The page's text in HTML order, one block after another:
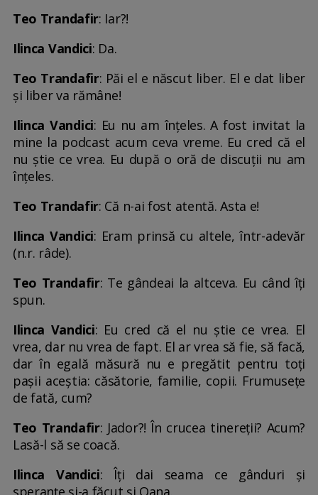
Teo Trandafir: Iar?!
Ilinca Vandici: Da.
Teo Trandafir: Păi el e născut liber. El e dat liber
și liber va rămâne!
Ilinca Vandici: Eu nu am înțeles. A fost invitat la
mine la podcast acum ceva vreme. Eu cred că el
nu știe ce vrea. Eu după o oră de discuții nu am
înțeles.
Teo Trandafir: Că n-ai fost atentă. Asta e!
Ilinca Vandici: Eram prinsă cu altele, într-adevăr
(n.r. râde).
Teo Trandafir: Te gândeai la altceva. Eu când îți
spun.
Ilinca Vandici: Eu cred că el nu știe ce vrea. El
vrea, dar nu vrea de fapt. El ar vrea să fie, să facă,
dar în egală măsură nu e pregătit pentru toți
pașii aceștia: căsătorie, familie, copii. Frumusețe
de fată, cum?
Teo Trandafir: Jador?! În crucea tinereții? Acum?
Lasă-l să se coacă.
Ilinca Vandici: Îți dai seama ce gânduri și